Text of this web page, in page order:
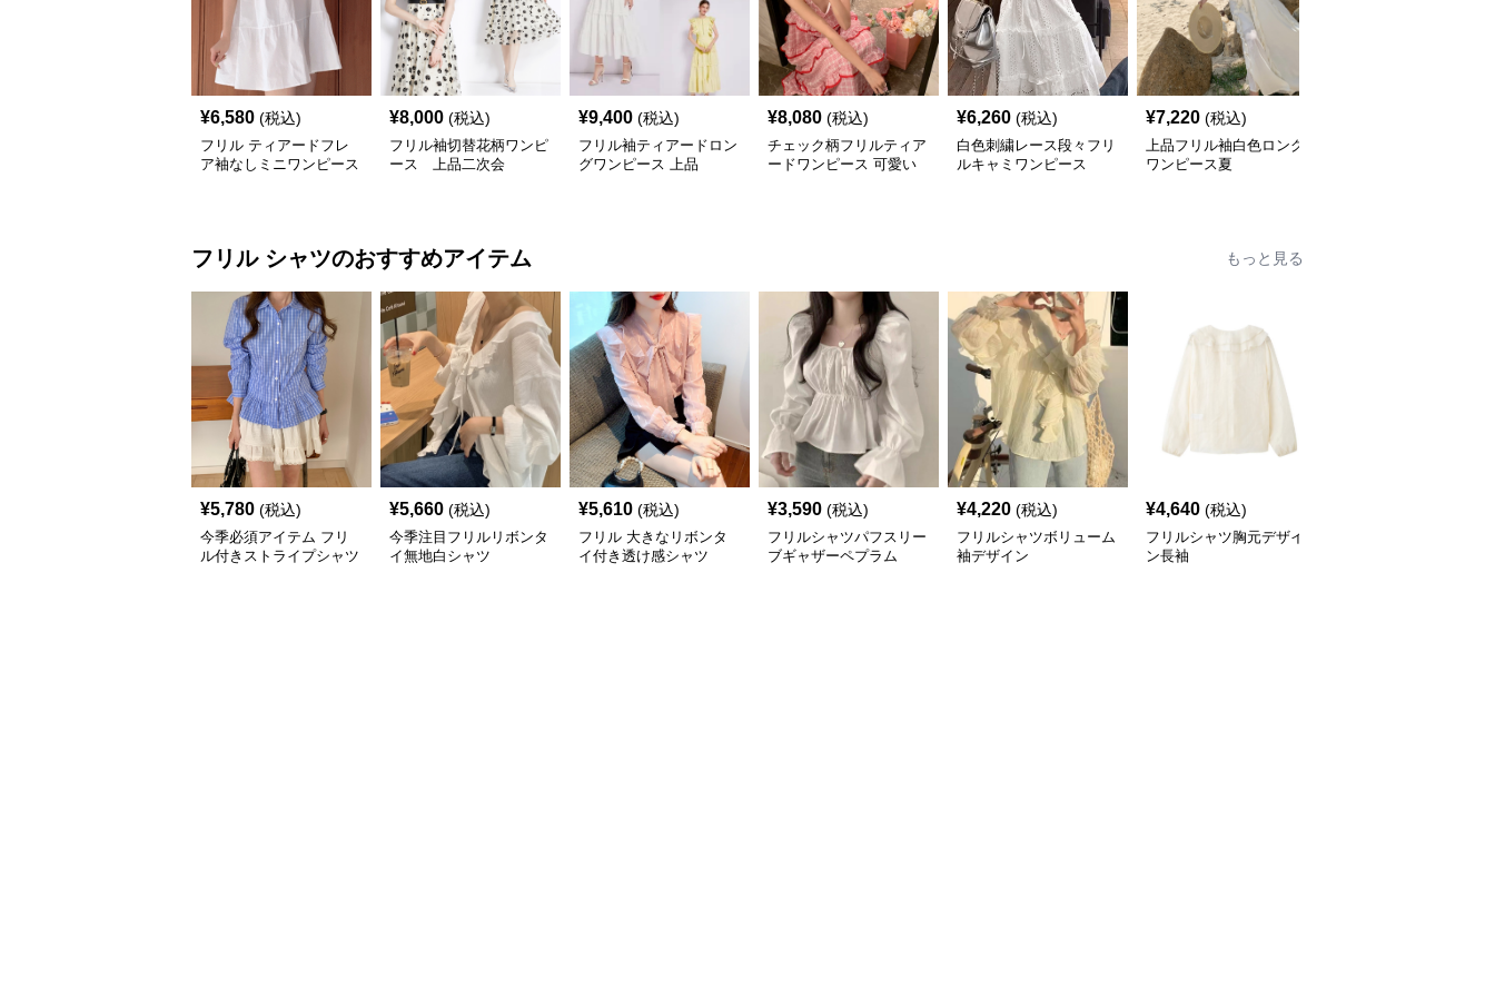
¥6,580 (税込)
フリル ティアードフレ
ア袖なしミニワンピース
¥8,000 (税込)
フリル袖切替花柄ワンピ
ース 上品二次会
¥9,400 (税込)
フリル袖ティアードロン
グワンピース 上品
¥8,080 (税込)
チェック柄フリルティア
ードワンピース 可愛い
¥6,260 (税込)
白色刺繍レース段々フリ
ルキャミワンピース
¥7,220 (税込)
上品フリル袖白色ロング
ワンピース夏
フリル シャツのおすすめアイテム もっと見る
¥5,780 (税込)
今季必須アイテム フリ
ル付きストライプシャツ
¥5,660 (税込)
今季注目フリルリボンタ
イ無地白シャツ
¥5,610 (税込)
フリル 大きなリボンタ
イ付き透け感シャツ
¥3,590 (税込)
フリルシャツパフスリー
ブギャザーペプラム
¥4,220 (税込)
フリルシャツボリューム
袖デザイン
¥4,640 (税込)
フリルシャツ胸元デザイ
ン長袖